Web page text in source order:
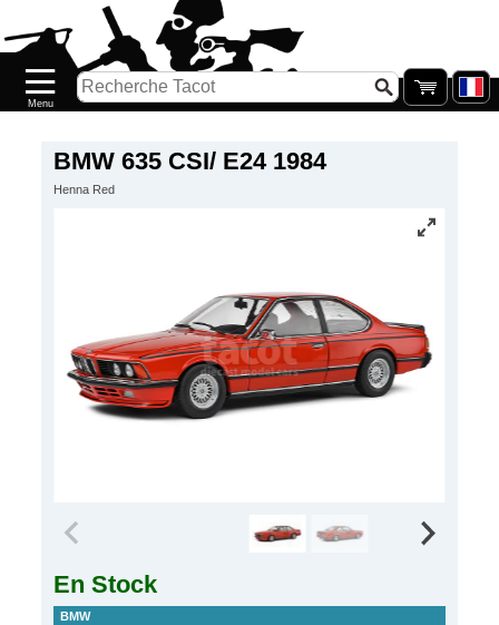
BMW 635 CSI/ E24 1984
Henna Red
En Stock
BMW
Nouveautés
Catalogue/Stock
Galerie